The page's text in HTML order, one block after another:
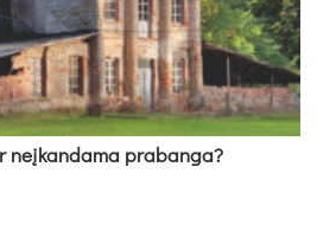
neį­kan­da­ma pra­ban­ga?